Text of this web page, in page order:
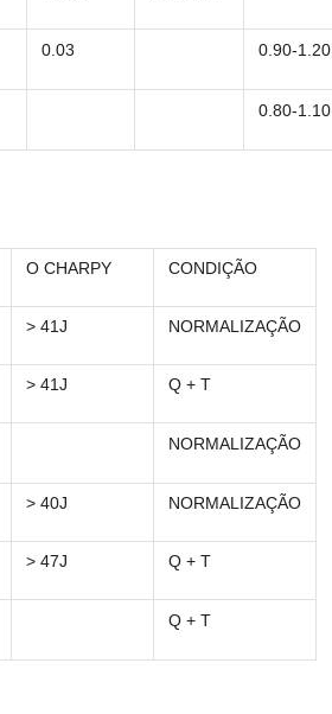
0.03 0.90-1.20
0.80-1.10
O CHARPY CONDIÇÃO
> 41J NORMALIZAÇÃO
> 41J Q + T
NORMALIZAÇÃO
> 40J NORMALIZAÇÃO
> 47J Q + T
Q + T